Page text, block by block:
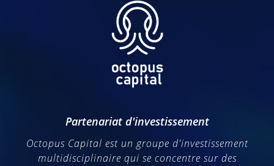
Partenariat d'investissement
Octopus Capital est un groupe d'investissement
multidisciplinaire qui se concentre sur des